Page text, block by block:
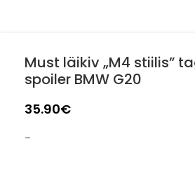
Must läikiv „M4 stiilis”
spoiler BMW G20
35.90€
–